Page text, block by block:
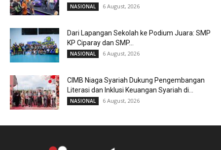
NASIONAL 6 August, 2026
Dari Lapangan Sekolah ke Podium Juara: SMP
KP Ciparay dan SMP...
NASIONAL 6 August, 2026
CIMB Niaga Syariah Dukung Pengembangan
Literasi dan Inklusi Keuangan Syariah di...
NASIONAL 6 August, 2026